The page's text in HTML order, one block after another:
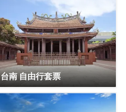
台南 自由行套票